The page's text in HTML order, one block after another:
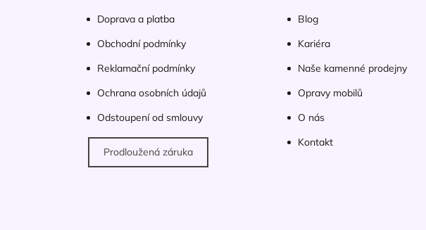
Doprava a platba
Obchodní podmínky
Reklamační podmínky
Ochrana osobních údajů
Odstoupení od smlouvy
Prodloužená záruka
Blog
Kariéra
Naše kamenné prodejny
Opravy mobilů
O nás
Kontakt